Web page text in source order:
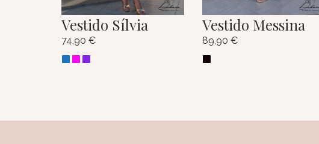
Vestido Sílvia
74,90 €
Vestido Messina
89,90 €